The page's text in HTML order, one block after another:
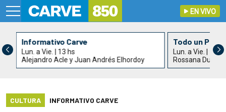
EN VIVO
Informativo Carve
Lun. a Vie. | 13 hs
Alejandro Acle y Juan Andrés Elhordoy
Todo un País
Lun. a Vie. | 15 hs
Rossana Duarte
CULTURA INFORMATIVO CARVE